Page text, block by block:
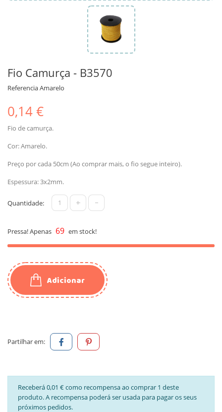
Fio Camurça - B3570
ReferenciaAmarelo
0,14 €
Fio de camurça.
Cor: Amarelo.
Preço por cada 50cm (Ao comprar mais, o fio segue inteiro).
Espessura: 3x2mm.
Quantidade: + -
Pressa! Apenas 69 em stock!
Adicionar
Partilhar em:
Receberá 0,01 € como recompensa ao comprar 1 deste
produto. A recompensa poderá ser usada para pagar os seus
próximos pedidos.